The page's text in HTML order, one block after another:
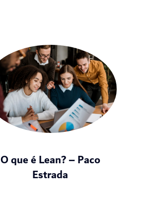
O que é Lean? – Paco
Estrada